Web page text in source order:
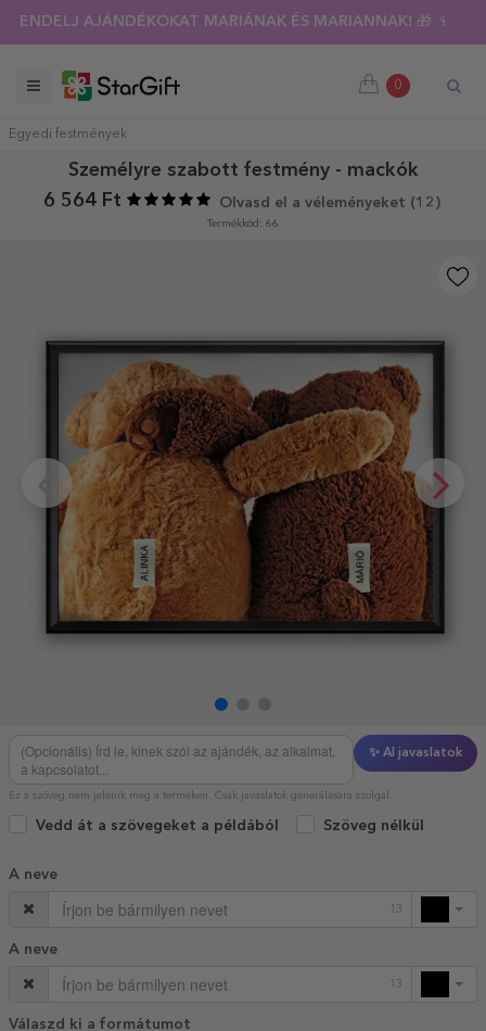
KIÁRUSÍTÁS 🌴 AKÁR 40%-OS KEDVEZMÉNY TÖBB MINT 100
0
Egyedi festmények
Személyre szabott festmény - mackók
6 564 Ft
Olvasd el a véleményeket (12 )
Termékkód: 66
✨ AI javaslatok
Ez a szöveg nem jelenik meg a terméken. Csak javaslatok generálására szolgál.
Vedd át a szövegeket a példából Szöveg nélkül
A neve
13
A neve
13
Válaszd ki a formátumot